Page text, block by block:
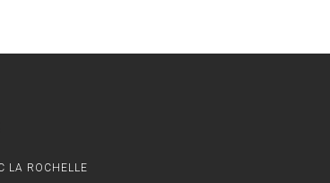
LA ROCHELLE